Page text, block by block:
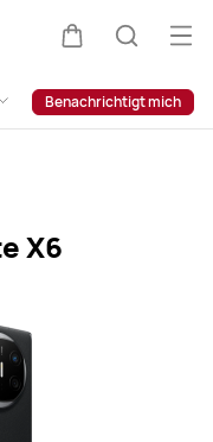
Benachrichtigt mich
X6